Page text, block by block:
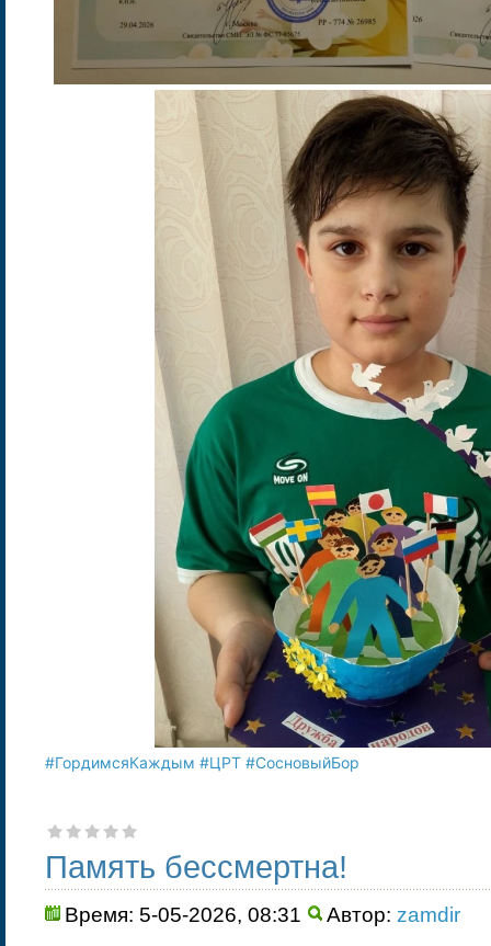
#ГордимсяКаждым #ЦРТ #СосновыйБор
Память бессмертна!
Время: 5-05-2026, 08:31 Автор: zamdir